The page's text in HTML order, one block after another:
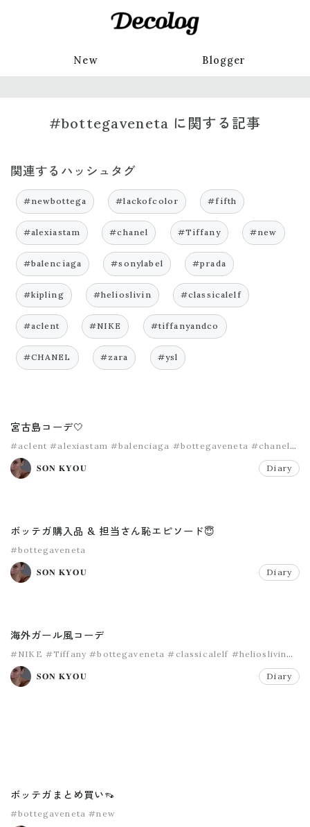
New Blogger
#bottegaveneta に関する記事
関連するハッシュタグ
#newbottega #lackofcolor #fifth
#alexiastam #chanel #Tiffany #new
#balenciaga #sonylabel #prada
#kipling #helioslivin #classicalelf
#aclent #NIKE #tiffanyandco
#CHANEL #zara #ysl
宮古島コーデ🤍
#aclent #alexiastam #balenciaga #bottegaveneta #chanel
#newbottega
𝐒𝐎𝐍 𝐊𝐘𝐎𝐔
Diary
ボッテガ購入品 & 担当さん恥エピソード😇
#bottegaveneta
𝐒𝐎𝐍 𝐊𝐘𝐎𝐔 Diary
海外ガール風コーデ
#NIKE #Tiffany #bottegaveneta #classicalelf #helioslivin
#kipling
𝐒𝐎𝐍 𝐊𝐘𝐎𝐔
Diary
ボッテガまとめ買い👡
#bottegaveneta #new